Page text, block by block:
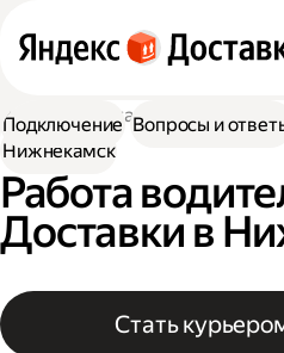
Работа в Доставке
Работа
Нижнекамск
Работа
Доставки в
Стать
Подключение Вопросы и